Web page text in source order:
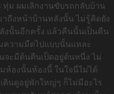
ทุ่ม ผมเลิกงานขับรถกลับบ้าน
ถึงหน้าบ้านหลังนั้น ไม่รู้คิดยัง
งนั้นอีกครั้ง แล้วคืนนั้นเป็นคืน
ความมืดไปแบบนั้นแหละ
จะมีต้นตีนเป็ดอยู่ต้นหนึ่ง ไม่
ห้องนั้นห้องนี้ ในใจนี่ไม่ได้
ดินดูอยู่พักใหญ่ๆ ก็ไม่มีอะไร